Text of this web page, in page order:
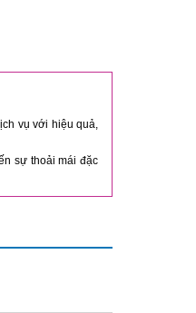
vụ với hiệu quả,
sự thoải mái đặc